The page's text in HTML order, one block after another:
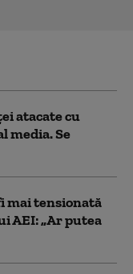
atacate cu
media. Se
mai tensionată
AEI: „Ar putea